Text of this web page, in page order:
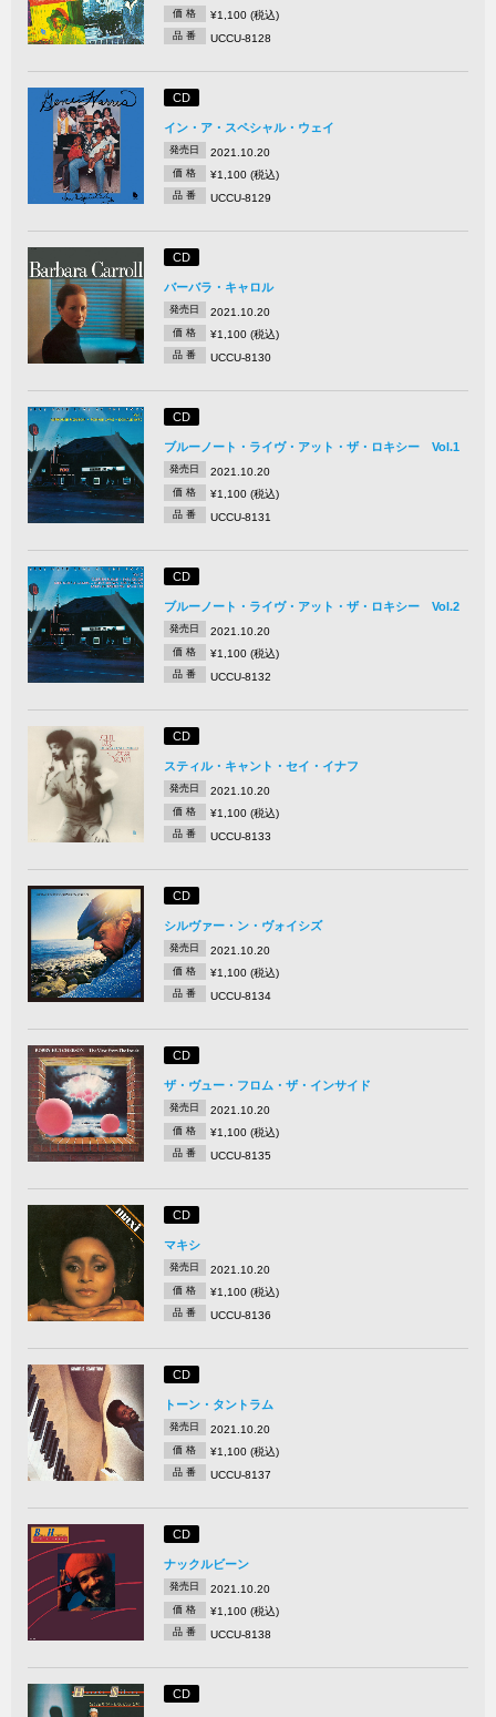
価 格 ¥1,100 (税込)
品 番 UCCU-8128
CD
イン・ア・スペシャル・ウェイ
発売日 2021.10.20
価 格 ¥1,100 (税込)
品 番 UCCU-8129
CD
バーバラ・キャロル
発売日 2021.10.20
価 格 ¥1,100 (税込)
品 番 UCCU-8130
CD
ブルーノート・ライヴ・アット・ザ・ロキシー Vol.1
発売日 2021.10.20
価 格 ¥1,100 (税込)
品 番 UCCU-8131
CD
ブルーノート・ライヴ・アット・ザ・ロキシー Vol.2
発売日 2021.10.20
価 格 ¥1,100 (税込)
品 番 UCCU-8132
CD
スティル・キャント・セイ・イナフ
発売日 2021.10.20
価 格 ¥1,100 (税込)
品 番 UCCU-8133
CD
シルヴァー・ン・ヴォイシズ
発売日 2021.10.20
価 格 ¥1,100 (税込)
品 番 UCCU-8134
CD
ザ・ヴュー・フロム・ザ・インサイド
発売日 2021.10.20
価 格 ¥1,100 (税込)
品 番 UCCU-8135
CD
マキシ
発売日 2021.10.20
価 格 ¥1,100 (税込)
品 番 UCCU-8136
CD
トーン・タントラム
発売日 2021.10.20
価 格 ¥1,100 (税込)
品 番 UCCU-8137
CD
ナックルビーン
発売日 2021.10.20
価 格 ¥1,100 (税込)
品 番 UCCU-8138
CD